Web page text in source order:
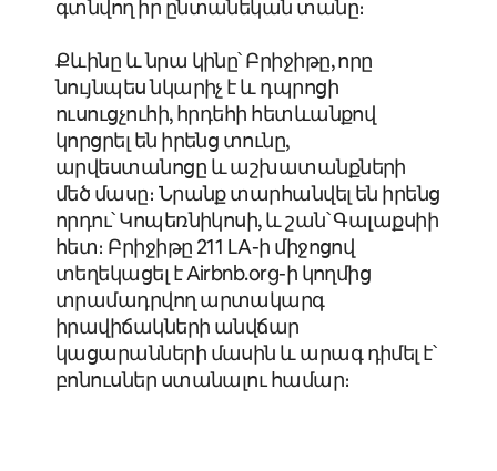
գտնվող իր ընտանեկան տանը։
Քևինը և նրա կինը՝ Բրիջիթը, որը
նույնպես նկարիչ է և դպրոցի
ուսուցչուհի, հրդեհի հետևանքով
կորցրել են իրենց տունը,
արվեստանոցը և աշխատանքների
մեծ մասը։ Նրանք տարհանվել են իրենց
որդու՝ Կոպեռնիկոսի, և շան՝ Գալաքսիի
հետ։ Բրիջիթը 211 LA-ի միջոցով
տեղեկացել է Airbnb.org-ի կողմից
տրամադրվող արտակարգ
իրավիճակների անվճար
կացարանների մասին և արագ դիմել է՝
բոնուսներ ստանալու համար։